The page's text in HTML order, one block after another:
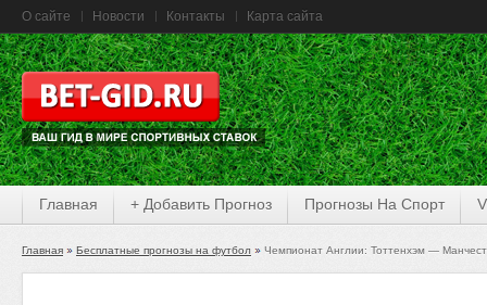
О сайте Новости Контакты Карта сайта
Главная + Добавить Прогноз Прогнозы На Спорт
Главная Бесплатные прогнозы на футбол Чемпионат Англии: Тоттенхэм —